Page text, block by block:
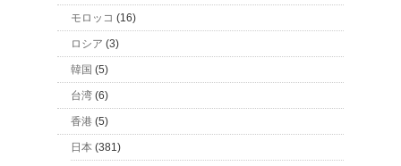
モロッコ (16)
ロシア (3)
韓国 (5)
台湾 (6)
香港 (5)
日本 (381)